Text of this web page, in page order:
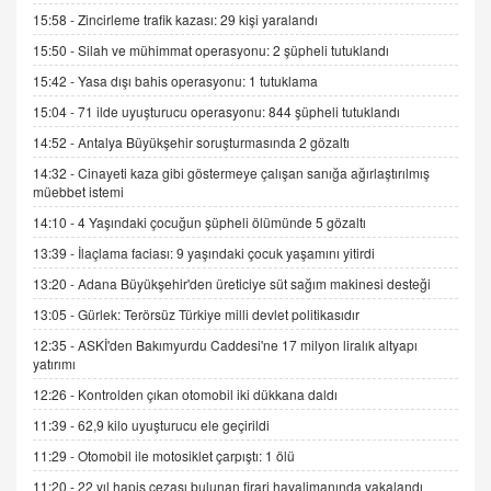
gelişimi
15.09.2025 16:17
SEHER EREK
Kış Ayları Geldi, Hangi Önlemler Alınmalı?
9.12.2025 10:11
İNCİ GÜL AKÖL
Trump Keşke Adana'yı da Ziyaret Etse...
06.07.2026 13:00
ADEM AKÖL
Esed Destekçilerinin Yüzüne Vurulan Şamar:
Sednaya
DR. EKREM ASLAN
Gerçek Ne, Algı Ne? "Beraber Yürüyoruz"
Cümlesinin Peşinden
19.07.2025 12:45
15:58 -Zincirleme trafik kazası: 29 kişi yaralandı
15:50 -Silah ve mühimmat operasyonu: 2 şüpheli tutuklandı
15:42 -Yasa dışı bahis operasyonu: 1 tutuklama
15:04 -71 ilde uyuşturucu operasyonu: 844 şüpheli tutuklandı
14:52 -Antalya Büyükşehir soruşturmasında 2 gözaltı
14:32 -Cinayeti kaza gibi göstermeye çalışan sanığa ağırlaştırılmış
müebbet istemi
14:10 -4 Yaşındaki çocuğun şüpheli ölümünde 5 gözaltı
13:39 - İlaçlama faciası: 9 yaşındaki çocuk yaşamını yitirdi
13:20 -Adana Büyükşehir'den üreticiye süt sağım makinesi desteği
13:05 -Gürlek: Terörsüz Türkiye milli devlet politikasıdır
12:35 -ASKİ'den Bakımyurdu Caddesi'ne 17 milyon liralık altyapı
yatırımı
12:26 - Kontrolden çıkan otomobil iki dükkana daldı
11:39 -62,9 kilo uyuşturucu ele geçirildi
11:29 -Otomobil ile motosiklet çarpıştı: 1 ölü
11:20 -22 yıl hapis cezası bulunan firari havalimanında yakalandı